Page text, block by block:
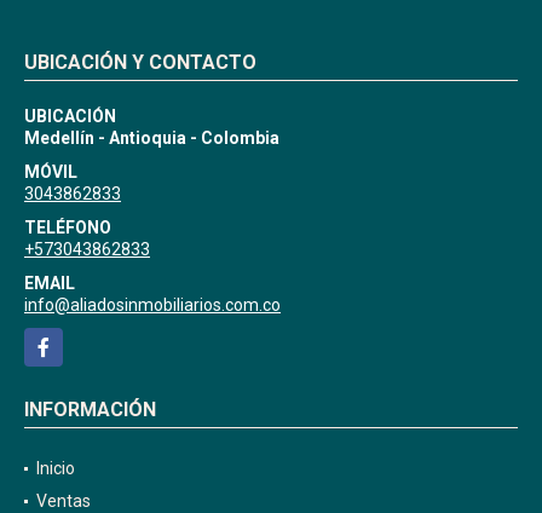
UBICACIÓN Y CONTACTO
UBICACIÓN
Medellín - Antioquia - Colombia
MÓVIL
3043862833
TELÉFONO
+573043862833
EMAIL
info@aliadosinmobiliarios.com.co
Facebook
INFORMACIÓN
Inicio
Ventas